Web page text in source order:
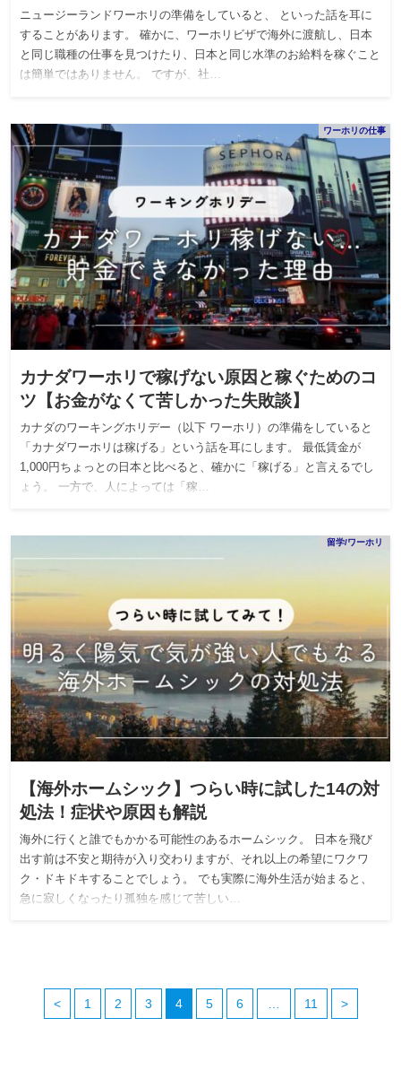
ニュージーランドワーホリの準備をしていると、 といった話を耳に
することがあります。 確かに、ワーホリビザで海外に渡航し、日本
と同じ職種の仕事を見つけたり、日本と同じ水準のお給料を稼ぐこと
は簡単ではありません。 ですが、社…
ワーホリの仕事
カナダワーホリで稼げない原因と稼ぐためのコ
ツ【お金がなくて苦しかった失敗談】
カナダのワーキングホリデー（以下 ワーホリ）の準備をしていると
「カナダワーホリは稼げる」という話を耳にします。 最低賃金が
1,000円ちょっとの日本と比べると、確かに「稼げる」と言えるでし
ょう。 一方で、人によっては「稼…
留学/ワーホリ
【海外ホームシック】つらい時に試した14の対
処法！症状や原因も解説
海外に行くと誰でもかかる可能性のあるホームシック。 日本を飛び
出す前は不安と期待が入り交わりますが、それ以上の希望にワクワ
ク・ドキドキすることでしょう。 でも実際に海外生活が始まると、
急に寂しくなったり孤独を感じて苦しい…
< 1 2 3 4 5 6 11 >